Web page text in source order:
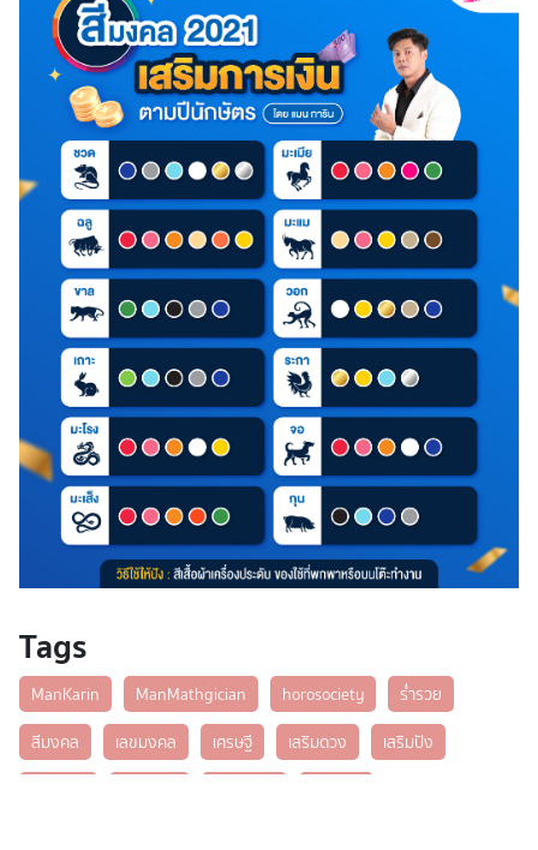
Tags
ManKarin ManMathgician horosociety
ร่ำรวย
สีมงคล
เลขมงคล เศรษฐี เสริมดวง
เสริมปัง